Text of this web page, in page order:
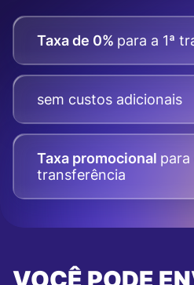
Taxa de 0% para a 1ª
sem custos adicionais
Taxa promocional para
transferência